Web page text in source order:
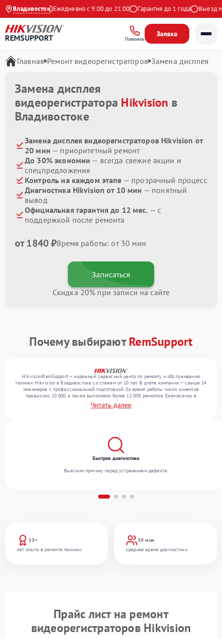
Владивосток
на Яндекс Ежедневно с 9:00 до 21:00 Гарантия до 1 года Выезд
REMSUPPORT Позвонить
Заявка
Главная Ремонт видеорегистраторов Замена дисплея
Замена дисплея
видеорегистратора Hikvision в
Владивостоке
Замена дисплея видеорегистраторов Hikvision от
20 мин — приоритетный ремонт
До 30% экономии — всегда свежие акции и
спецпредложения
Контроль на каждом этапе — прозрачный процесс
Диагностика Hikvision от 10 мин — понятный
вывод
Официальная гарантия до 12 мес. — с
поддержкой после ремонта
от 1840 ₽Время работы: от 30 мин
Записаться
Скидка 20% при записи на сайте
Почему выбираютRemSupport
HikvisionRemSupport — надежный сервисный центр по ремонту и обслуживанию
техники Hikvision в Владивостоке со стажем от 10 лет. В штате компании — свыше 14
инженеров с профессиональной подготовкой. За время работы число клиентов
превысило 10 000, а также выполнено более 12 000 ремонтов. Ежемесячно в
сервисный центр поступает более 300 устройств, включая , , . Мы беремся за задачи
любой сложности и поддерживаем высокий стандарт качества благодаря
Читать далее
13+
лет опыта в ремонте техники
30 мин
среднее время диагностики
Быстрая диагностика
Выясним причину перед устранением дефекта.
Прайс лист на ремонт
видеорегистраторов Hikvision